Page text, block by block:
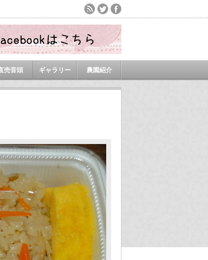
売音頭 ギャラリー 農園紹介